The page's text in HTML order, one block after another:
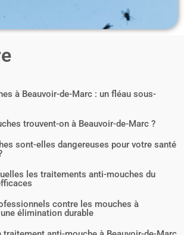
à Beauvoir-de-Marc : un fléau sous-
trouvent-on à Beauvoir-de-Marc ?
sont-elles dangereuses pour votre santé
les traitements anti-mouches du
contre les mouches à
élimination durable